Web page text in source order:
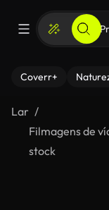
Coverr+
Lar
Filmagens de
stock